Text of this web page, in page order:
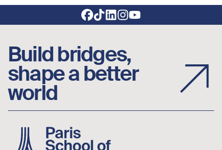
Footer social links
Build bridges,
shape a better
world
Image